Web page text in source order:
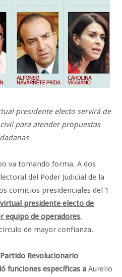
presidente electo servirá de
para atender propuestas
va tomando forma. A dos
del Poder Judicial de la
comicios presidenciales del 1
presidente electo de
equipo de operadores,
de mayor confianza.
Revolucionario
funciones específicas a Aurelio